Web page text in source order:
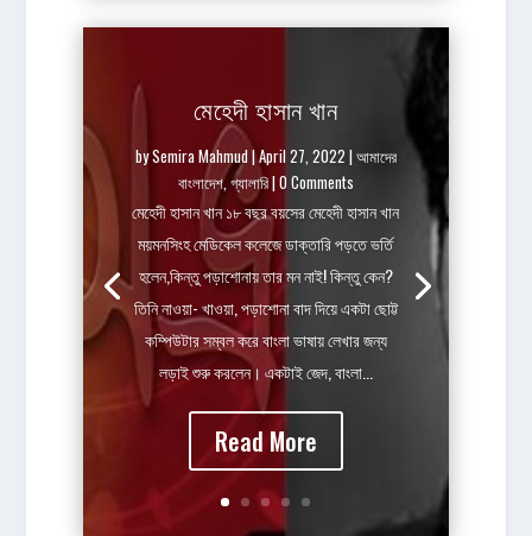
মেহেদী হাসান খান
bySemira Mahmud |April 27, 2022 | আমাদের
বাংলাদেশ,গ্যালারি| 0 Comments
মেহেদী হাসান খান ১৮ বছর বয়সের মেহেদী হাসান খান
ময়মনসিংহ মেডিকেল কলেজে ডাক্তারি পড়তে ভর্তি
হলেন,কিন্তু পড়াশোনায় তার মন নাই! কিন্তু কেন?
তিনি নাওয়া- খাওয়া, পড়াশোনা বাদ দিয়ে একটা ছোট্ট
কম্পিউটার সম্বল করে বাংলা ভাষায় লেখার জন্য
লড়াই শুরু করলেন। একটাই জেদ, বাংলা...
Read More